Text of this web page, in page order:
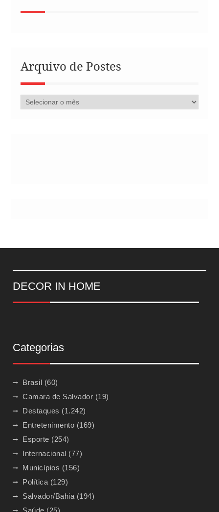
Arquivo de Postes
Arquivo
de
DECOR IN HOME
Categorias
Brasil (60)
Camara de Salvador (19)
Destaques (1.242)
Entretenimento (169)
Esporte (254)
Internacional (77)
Municípios (156)
Política (129)
Salvador/Bahia (194)
Saúde (25)